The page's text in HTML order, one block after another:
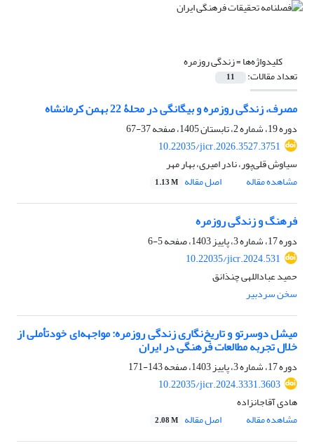
کلیدواژه‌ها =زندگی روزمره
تعداد مقالات: 11
مصرف، زندگی روزمره و بیگانگی در محلۀ 22 بهمن کرمانشاه
دوره 19، شماره 2، تابستان 1405، صفحه
37-67
10.22035/jicr.2026.3527.3751
سیاوش قلی‌پور، نادر امیری، بهار مهر
مشاهده مقاله
اصل مقاله 1.13 M
فرهنگ و زندگی روزمره
دوره 17، شماره 3، پاییز 1403، صفحه
5-6
10.22035/jicr.2024.531
حمید عباداللهی چنذانق
سخن سردبیر
میشل دوسرتو و تاریخ‌نگاری زندگی روزمره: مواجهه‌ای خودتأملی از
خلال تجربه مطالعات فرهنگی در ایران
دوره 17، شماره 3، پاییز 1403، صفحه
143-171
10.22035/jicr.2024.3331.3603
هادی آقاجانزاده
مشاهده مقاله
اصل مقاله 2.08 M